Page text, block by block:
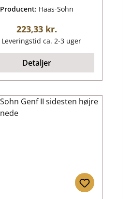
Producent: Haas-Sohn
Almindelig pris:
223,33 kr.
Leveringstid ca. 2-3 uger
Detaljer